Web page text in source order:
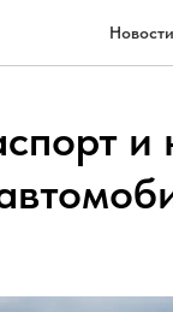
Новости
и